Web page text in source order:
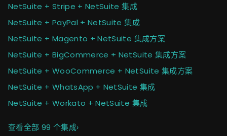
NetSuite + Stripe + NetSuite 集成
NetSuite + PayPal + NetSuite 集成
NetSuite + Magento + NetSuite 集成方案
NetSuite + BigCommerce + NetSuite 集成方案
NetSuite + WooCommerce + NetSuite 集成方案
NetSuite + WhatsApp + NetSuite 集成
NetSuite + Workato + NetSuite 集成
查看全部 99 个集成›